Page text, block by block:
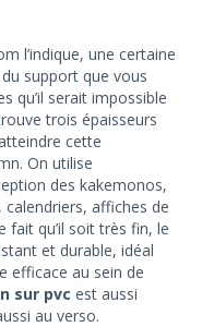
l’indique, une certaine
support que vous
qu’il serait impossible
trois épaisseurs
cette
On utilise
des kakemonos,
affiches de
fait qu’il soit très fin, le
et durable, idéal
efficace au sein de
sur pvc est aussi
au verso.